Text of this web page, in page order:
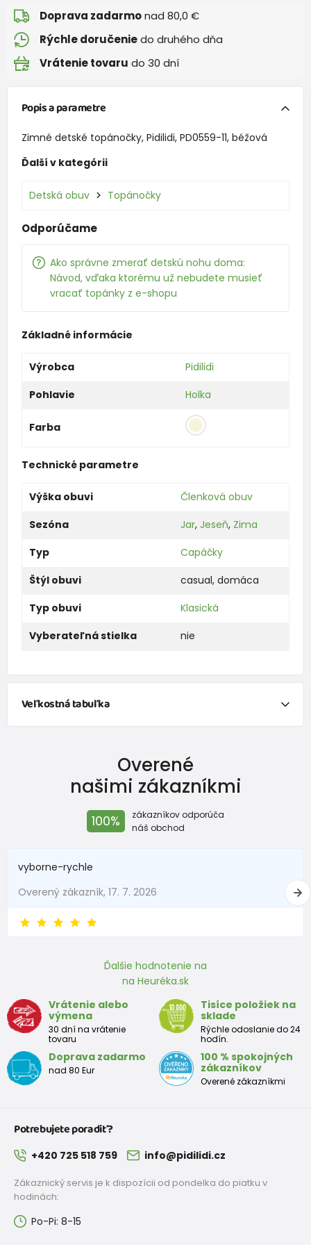
Doprava zadarmonad 80,0 €
Rýchle doručeniedo druhého dňa
Vrátenie tovaru do 30 dní
Popis a parametre
Zimné detské topánočky, Pidilidi, PD0559-11, béžová
Ďalší v kategórii
Detská obuv Topánočky
Odporúčame
Ako správne zmerať detskú nohu doma:
Návod, vďaka ktorému už nebudete musieť
vracať topánky z e-shopu
Základné informácie
Výrobca
Pidilidi
Pohlavie
Holka
Farba
Technické parametre
Výška obuvi
Členková obuv
Sezóna
Jar, Jeseň, Zima
Typ
Capáčky
Štýl obuvi
casual, domáca
Typ obuvi
Klasická
Vyberateľná stielka
nie
Veľkostná tabuľka
pre vek
11 cm 3/6 m.
12 cm 6/9 m.
Overené
našimi zákazníkmi
100%
zákazníkov odporúča
náš obchod
vyborne-rychle
Overený zákazník, 17. 7. 2026
Ďalšie hodnotenie na
na Heuréka.sk
Vrátenie alebo
výmena
30 dní na vrátenie
tovaru
Tisíce položiek na
sklade
Rýchle odoslanie do 24
hodín.
Doprava zadarmo
nad 80 Eur
100 % spokojných
zákazníkov
Overené zákazníkmi
Potrebujete poradiť?
+420 725 518 759 info@pidilidi.cz
Zákaznický servis je k dispozícii od pondelka do piatku v
hodinách:
Po-Pi: 8-15